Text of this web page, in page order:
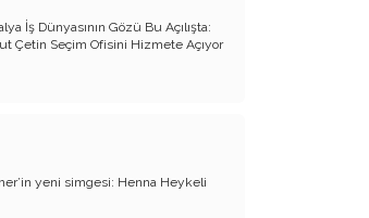
sevmeyen Turizm
Özgür basın
yalnız değildir!..''
İş Dünyasının Gözü Bu Açılışta:
Çetin Seçim Ofisini Hizmete Açıyor
yeni simgesi: Henna Heykeli